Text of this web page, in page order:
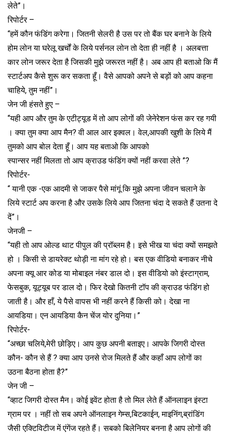
लेते”।
रिपोर्टर –
“हमें कौन फंडिंग करेगा। जितनी सेलरी है उस पर तो बैंक घर बनाने के लिये
होम लोन या घरेलू खर्चों के लिये पर्सनल लोन तो देता ही नहीं है । अलबत्ता
कार लोन जरूर देता है जिसकी मुझे जरूरत नहीं है। अब आप ही बताओ कि मैं
स्टार्टअप कैसे शुरू कर सकता हूँ। वैसे आपको अपने से बड़ों को आप कहना
चाहिये, तुम नहीं”।
जेन जी हंसते हुए –
“यही आप और तुम के एटीट्यूड में तो आप लोगों की जेनेरेशन फंस कर रह गयी
। क्या तुम क्या आप मैन? वी आल आर इक्वल। वेल,आपकी खुशी के लिये मैं
तुमको आप बोल देता हूँ। आप यह बताओ कि आपको
स्पान्सर नहीं मिलता तो आप क्राउड फंडिंग क्यों नहीं करवा लेते ”?
रिपोर्टर-
“ यानी एक -एक आदमी से जाकर पैसे मांगूं कि मुझे अपना जीवन चलाने के
लिये स्टार्ट अप करना है और उसके लिये आप जितना चंदा दे सकते हैं उतना दे
दें”।
जेनजी –
“यही तो आप ओल्ड थाट पीपुल की प्रॉब्लम है। इसे भीख या चंदा क्यों समझते
हो । किसी से डायरेक्ट थोड़ी ना मांग रहे हो। बस एक वीडियो बनाकर नीचे
अपना क्यू आर कोड या मोबाइल नंबर डाल दो। इस वीडियो को इंस्टाग्राम,
फेसबुक, यूट्यूब पर डाल दो। फिर देखो कितनी टॉप की क्राउड फंडिंग हो
जाती है। और हाँ, ये पैसे वापस भी नहीं करने हैं किसी को। देखा ना
आयडिया। एन आयडिया कैन चेंज योर दुनिया।”
रिपोर्टर-
“अच्छा चलिये,मेरी छोड़िए। आप कुछ अपनी बताइए। आपके जिगरी दोस्त
कौन- कौन से हैं ? क्या आप उनसे रोज मिलते हैं और कहाँ आप लोगों का
उठना बैठना होता है?”
जेन जी –
“व्हाट जिगरी दोस्त मैन। कोई इवेंट होता है तो मिल लेते हैं ऑनलाइन इंस्टा
ग्राम पर । नहीं तो सब अपने ऑनलाइन गेम्स,बिटकाईन, माइनिंग,ब्रांडिंग
जैसी एक्टिविटीज में एंगेंज रहते हैं। सबको बिलेनियर बनना है आप लोगों की